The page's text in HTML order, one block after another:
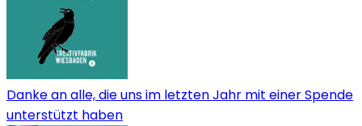
Danke an alle, die uns im letzten Jahr mit einer Spende
unterstützt haben